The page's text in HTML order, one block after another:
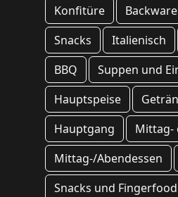
Konfitüre
Snacks
Italienisch
BBQ
Suppen und
Hauptspeise
Hauptgang
Mittag-
Mittag-/Abendessen
Snacks und Fingerfood